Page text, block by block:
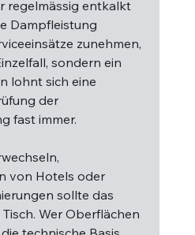
regelmässig entkalkt
Dampfleistung
zunehmen,
sondern ein
lohnt sich eine
der
fast immer.
von Hotels oder
sollte das
Wer Oberflächen